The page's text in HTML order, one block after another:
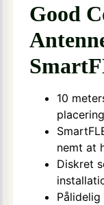
Good
10
nemt at
Diskret